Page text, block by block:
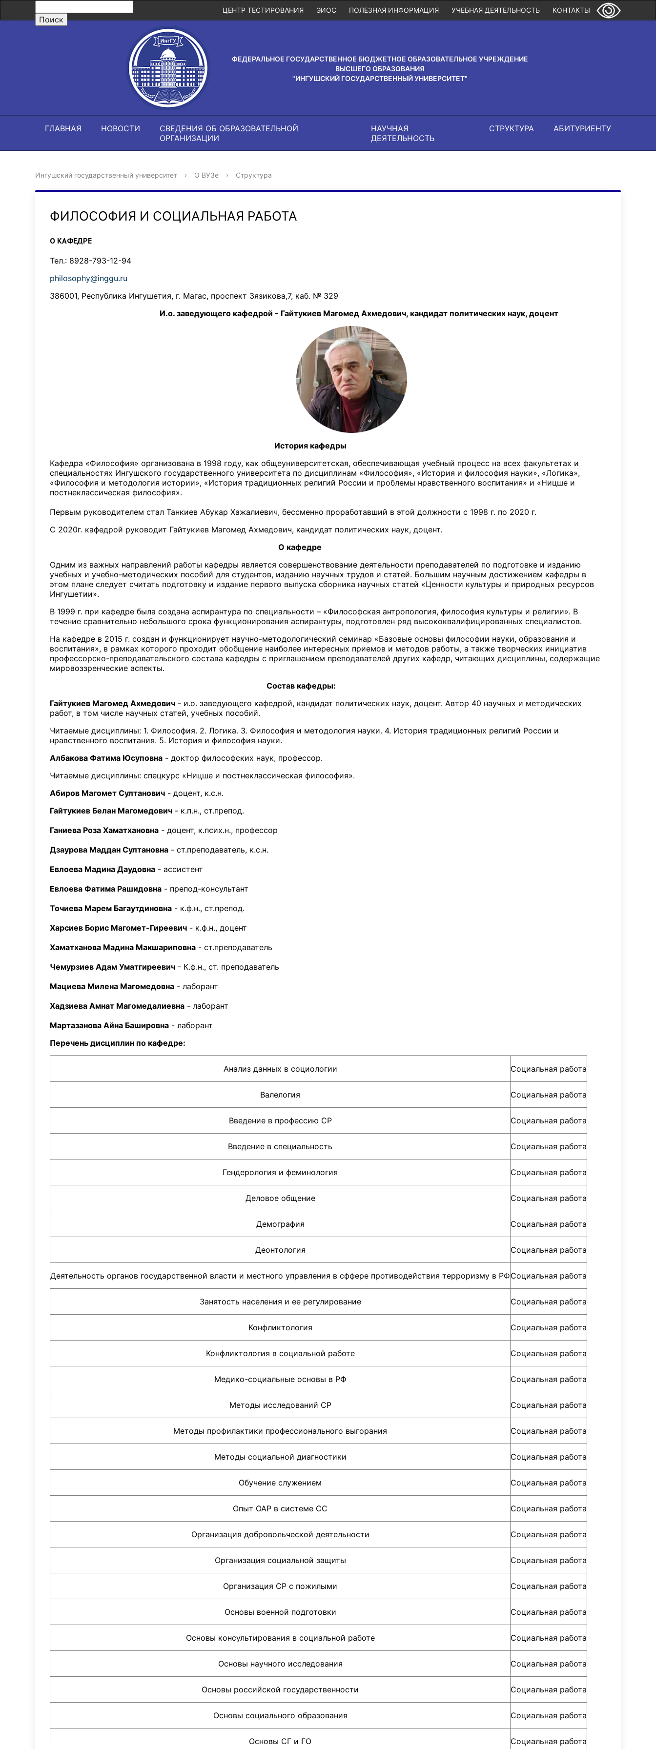
КОНТАКТЫ
УЧЕБНАЯ ДЕЯТЕЛЬНОСТЬ
ПОЛЕЗНАЯ ИНФОРМАЦИЯ
ЭИОС
ЦЕНТР ТЕСТИРОВАНИЯ
ФЕДЕРАЛЬНОЕ ГОСУДАРСТВЕННОЕ БЮДЖЕТНОЕ ОБРАЗОВАТЕЛЬНОЕ УЧРЕЖДЕНИЕ
ВЫСШЕГО ОБРАЗОВАНИЯ
"ИНГУШСКИЙ ГОСУДАРСТВЕННЫЙ УНИВЕРСИТЕТ"
ГЛАВНАЯ НОВОСТИ
СВЕДЕНИЯ ОБ ОБРАЗОВАТЕЛЬНОЙ
ОРГАНИЗАЦИИ
НАУЧНАЯ
ДЕЯТЕЛЬНОСТЬ
СТРУКТУРА АБИТУРИЕНТУ
Ингушский государственный университет › О ВУЗе › Структура
ФИЛОСОФИЯ И СОЦИАЛЬНАЯ РАБОТА
О КАФЕДРЕ
Тел.: 8928-793-12-94
philosophy@inggu.ru
386001, Республика Ингушетия, г. Магас, проспект Зязикова,7, каб. № 329
И.о. заведующего кафедрой - Гайтукиев Магомед Ахмедович, кандидат политических наук, доцент
История кафедры
Кафедра «Философия» организована в 1998 году, как общеуниверситетская, обеспечивающая учебный процесс на всех факультетах и
специальностях Ингушского государственного университета по дисциплинам «Философия», «История и философия науки», «Логика»,
«Философия и методология истории», «История традиционных религий России и проблемы нравственного воспитания» и «Ницше и
постнеклассическая философия».
Первым руководителем стал Танкиев Абукар Хажалиевич, бессменно проработавший в этой должности с 1998 г. по 2020 г.
С 2020г. кафедрой руководит Гайтукиев Магомед Ахмедович, кандидат политических наук, доцент.
О кафедре
Одним из важных направлений работы кафедры является совершенствование деятельности преподавателей по подготовке и изданию
учебных и учебно-методических пособий для студентов, изданию научных трудов и статей. Большим научным достижением кафедры в
этом плане следует считать подготовку и издание первого выпуска сборника научных статей «Ценности культуры и природных ресурсов
Ингушетии».
В 1999 г. при кафедре была создана аспирантура по специальности – «Философская антропология, философия культуры и религии». В
течение сравнительно небольшого срока функционирования аспирантуры, подготовлен ряд высококвалифицированных специалистов.
На кафедре в 2015 г. создан и функционирует научно-методологический семинар «Базовые основы философии науки, образования и
воспитания», в рамках которого проходит обобщение наиболее интересных приемов и методов работы, а также творческих инициатив
профессорско-преподавательского состава кафедры с приглашением преподавателей других кафедр, читающих дисциплины, содержащие
мировоззренческие аспекты.
Состав кафедры:
Гайтукиев Магомед Ахмедович - и.о. заведующего кафедрой, кандидат политических наук, доцент. Автор 40 научных и методических
работ, в том числе научных статей, учебных пособий.
Читаемые дисциплины: 1. Философия. 2. Логика. 3. Философия и методология науки. 4. История традиционных религий России и
нравственного воспитания. 5. История и философия науки.
Албакова Фатима Юсуповна - доктор философских наук, профессор.
Читаемые дисциплины: спецкурс «Ницше и постнеклассическая философия».
Абиров Магомет Султанович - доцент, к.с.н.
Гайтукиев Белан Магомедович - к.п.н., ст.препод.
Ганиева Роза Хаматхановна - доцент, к.псих.н., профессор
Дзаурова Маддан Султановна - ст.преподаватель, к.с.н.
Евлоева Мадина Даудовна - ассистент
Евлоева Фатима Рашидовна - препод-консультант
Точиева Марем Багаутдиновна - к.ф.н., ст.препод.
Харсиев Борис Магомет-Гиреевич - к.ф.н., доцент
Хаматханова Мадина Макшариповна - ст.преподаватель
Чемурзиев Адам Уматгиреевич - К.ф.н., ст. преподаватель
Мациева Милена Магомедовна - лаборант
Хадзиева Амнат Магомедалиевна - лаборант
Мартазанова Айна Башировна - лаборант
Перечень дисциплин по кафедре:
Анализ данных в социологии Социальная работа
Валелогия Социальная работа
Введение в профессию СР Социальная работа
Введение в специальность Социальная работа
Гендерология и феминология Социальная работа
Деловое общение Социальная работа
Демография Социальная работа
Деонтология Социальная работа
Деятельность органов государственной власти и местного управления в сффере противодействия терроризму в РФСоциальная работа
Занятость населения и ее регулирование Социальная работа
Конфликтология Социальная работа
Конфликтология в социальной работе Социальная работа
Медико-социальные основы в РФ Социальная работа
Методы исследований СР Социальная работа
Методы профилактики профессионального выгорания Социальная работа
Методы социальной диагностики Социальная работа
Обучение служением Социальная работа
Опыт ОАР в системе СС Социальная работа
Организация добровольческой деятельности Социальная работа
Организация социальной защиты Социальная работа
Организация СР с пожилыми Социальная работа
Основы военной подготовки Социальная работа
Основы консультирования в социальной работе Социальная работа
Основы научного исследования Социальная работа
Основы российской государственности Социальная работа
Основы социального образования Социальная работа
Основы СГ и ГО Социальная работа